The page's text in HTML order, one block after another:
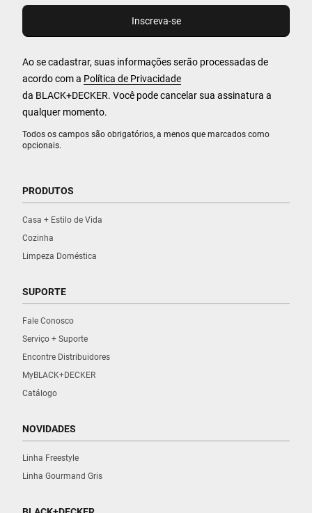
Todos os campos são obrigatórios, a menos que marcados como
opcionais.
Ao se cadastrar, suas informações serão processadas de
acordo com a Política de Privacidade
da BLACK+DECKER. Você pode cancelar sua assinatura a
qualquer momento.
PRODUTOS
Casa + Estilo de Vida
Cozinha
Limpeza Doméstica
SUPORTE
Fale Conosco
Serviço + Suporte
Encontre Distribuidores
MyBLACK+DECKER
Catálogo
NOVIDADES
Linha Freestyle
Linha Gourmand Gris